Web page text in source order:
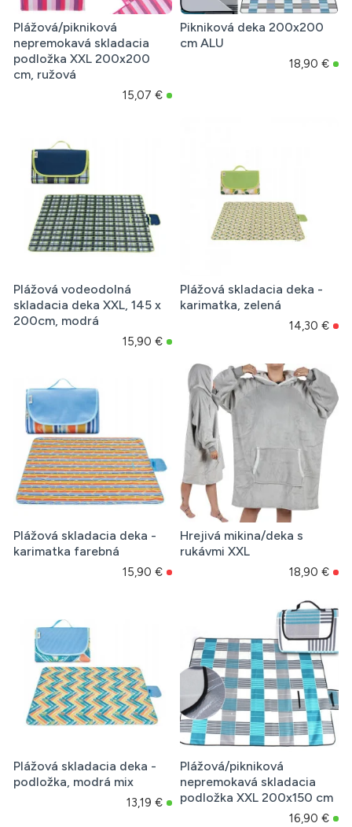
Plážová/pikniková
nepremokavá skladacia
podložka XXL 200x200
cm, ružová
15,07 €
Pikniková deka 200x200
cm ALU
18,90 €
Plážová vodeodolná
skladacia deka XXL, 145 x
200cm, modrá
15,90 €
Plážová skladacia deka -
karimatka, zelená
14,30 €
Plážová skladacia deka -
karimatka farebná
15,90 €
Hrejivá mikina/deka s
rukávmi XXL
18,90 €
Plážová skladacia deka -
podložka, modrá mix
13,19 €
Plážová/pikniková
nepremokavá skladacia
podložka XXL 200x150 cm
16,90 €